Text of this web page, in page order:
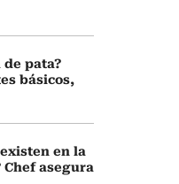
de pata?
básicos,
en la
asegura